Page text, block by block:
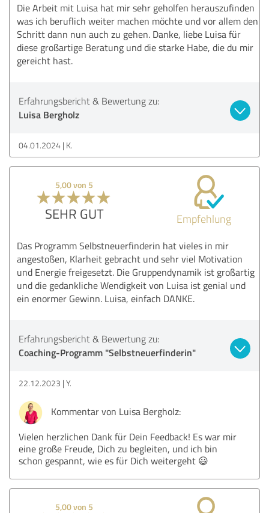
Die Arbeit mit Luisa hat mir sehr geholfen herauszufinden
was ich beruflich weiter machen möchte und vor allem den
Schritt dann nun auch zu gehen. Danke, liebe Luisa für
diese großartige Beratung und die starke Habe, die du mir
gereicht hast.
Erfahrungsbericht & Bewertung zu:
Luisa Bergholz
04.01.2024 K.
5,00 von 5
SEHR GUT Empfehlung
Das Programm Selbstneuerfinderin hat vieles in mir
angestoßen, Klarheit gebracht und sehr viel Motivation
und Energie freigesetzt. Die Gruppendynamik ist großartig
und die gedankliche Wendigkeit von Luisa ist genial und
ein enormer Gewinn. Luisa, einfach DANKE.
Erfahrungsbericht & Bewertung zu:
Coaching-Programm "Selbstneuerfinderin"
22.12.2023 Y.
Kommentar von Luisa Bergholz:
Vielen herzlichen Dank für Dein Feedback! Es war mir
eine große Freude, Dich zu begleiten, und ich bin
schon gespannt, wie es für Dich weitergeht 😃
5,00 von 5